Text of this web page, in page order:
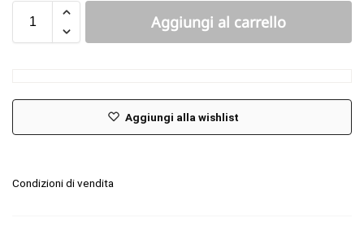
Aggiungi al carrello
Aggiungi alla wishlist
Condizioni di vendita